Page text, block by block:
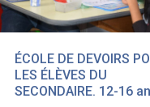
ÉCOLE DE DEVOIRS
LES ÉLÈVES DU
SECONDAIRE. 12-16